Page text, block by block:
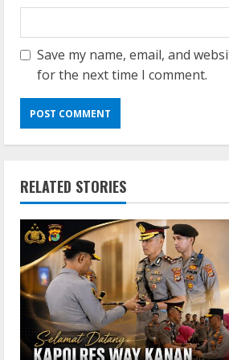
Save my name, email, and
for the next time I comment.
RELATED STORIES